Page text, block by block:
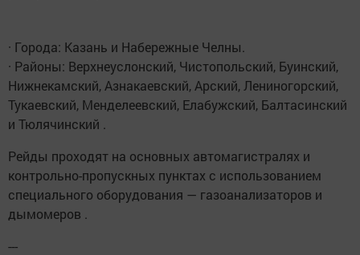
· Города: Казань и Набережные Челны.
· Районы: Верхнеуслонский, Чистопольский, Буинский,
Нижнекамский, Азнакаевский, Арский, Лениногорский,
Тукаевский, Менделеевский, Елабужский, Балтасинский
и Тюлячинский .
Рейды проходят на основных автомагистралях и
контрольно-пропускных пунктах с использованием
специального оборудования — газоанализаторов и
дымомеров .
---